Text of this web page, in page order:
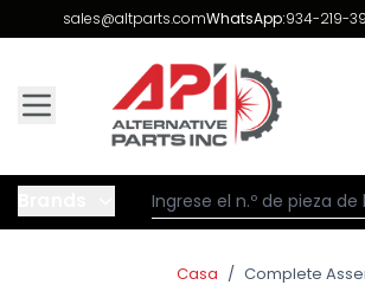
Skip to Content
sales@altparts.comWhatsApp:934-219-
Casa / Complete